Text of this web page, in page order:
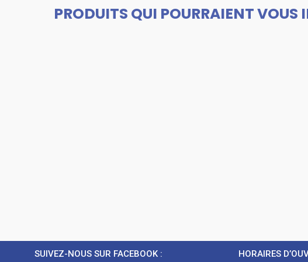
PRODUITS QUI POURRAIENT VOUS
SUIVEZ-NOUS SUR FACEBOOK : HORAIRES